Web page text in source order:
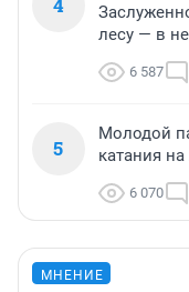
лесу — в
6 587
5
Молодой
катания
6 070
МНЕНИЕ